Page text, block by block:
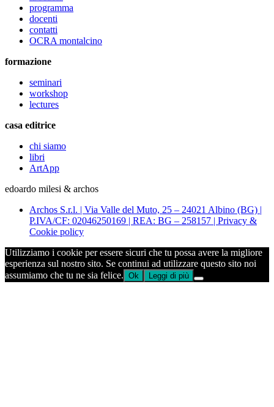
programma
docenti
contatti
OCRA montalcino
formazione
seminari
workshop
lectures
casa editrice
chi siamo
libri
ArtApp
edoardo milesi & archos
Archos S.r.l. | Via Valle del Muto, 25 – 24021 Albino (BG) |
P.IVA/CF: 02046250169 | REA: BG – 258157 | Privacy &
Cookie policy
Utilizziamo i cookie per essere sicuri che tu possa avere la migliore
esperienza sul nostro sito. Se continui ad utilizzare questo sito noi
assumiamo che tu ne sia felice. Ok Leggi di più